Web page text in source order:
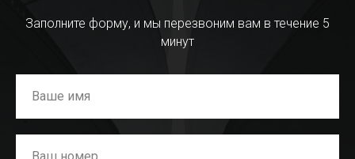
Заполните форму, и мы перезвоним вам в течение 5
минут